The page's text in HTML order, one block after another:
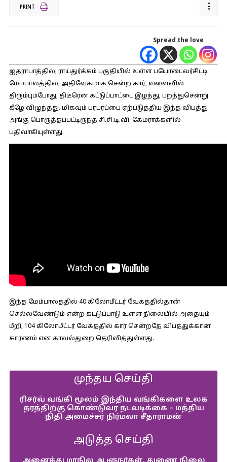
PRINT
Spread the love
ஐதராபாத்தில், ராய்துர்க்கம் பகுதியில் உள்ள பயோடைவர்சிட்டி
மேம்பாலத்தில், அதிவேகமாக சென்ற கார், வளைவில்
திரும்பும்போது, திடீரென கட்டுப்பாட்டை இழந்து, பறந்துசென்று
கீழே விழுந்தது. மிகவும் பரபரப்பை ஏற்படுத்திய இந்த விபத்து
அங்கு பொருத்தப்பட்டிருந்த சி.சி.டி.வி. கேமராக்களில்
பதிவாகியுள்ளது.
இந்த மேம்பாலத்தில் 40 கிலோமீட்டர் வேகத்தில்தான்
செல்லவேண்டும் என்ற கட்டுப்பாடு உள்ள நிலையில் அதையும்
மீறி, 104 கிலோமீட்டர் வேகத்தில் கார் சென்றதே விபத்துக்கான
காரணம் என காவல்துறை தெரிவித்துள்ளது.
முந்தய செய்தி
ரிசர்வ் வங்கி மூலம் இந்திய வங்கிகளை உலக
தரத்திற்கு கொண்டுவர நடவடிக்கை – மத்திய
நிதி அமைச்சர் நிர்மலா சீதாராமன்
அடுத்த செய்தி